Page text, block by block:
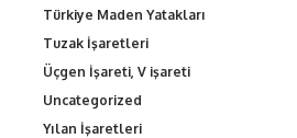
Türkiye Maden Yatakları
Tuzak İşaretleri
Üçgen İşareti, V işareti
Uncategorized
Yılan İşaretleri